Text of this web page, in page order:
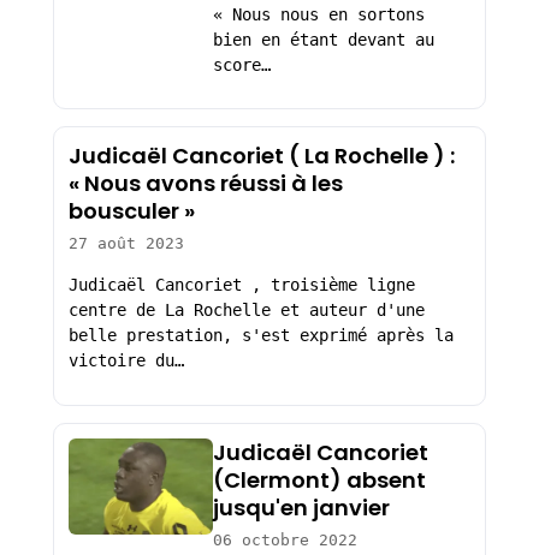
« Nous nous en sortons
bien en étant devant au
score…
Judicaël Cancoriet ( La Rochelle ) :
« Nous avons réussi à les
bousculer »
27 août 2023
Judicaël Cancoriet , troisième ligne
centre de La Rochelle et auteur d'une
belle prestation, s'est exprimé après la
victoire du…
Judicaël Cancoriet
(Clermont) absent
jusqu'en janvier
06 octobre 2022